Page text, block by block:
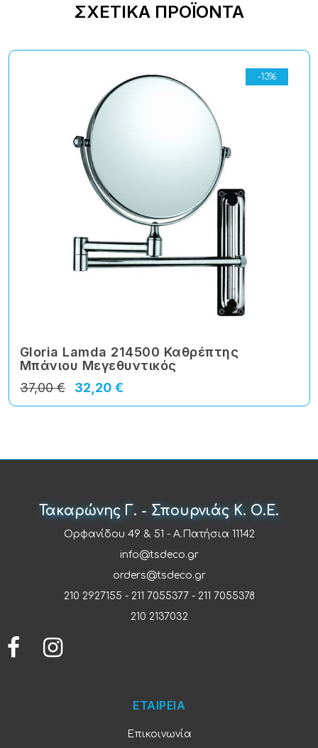
ΣΧΕΤΙΚΆ ΠΡΟΪΌΝΤΑ
-13%
Gloria Lamda 214500 Καθρέπτης
Μπάνιου Μεγεθυντικός
32,20 €
37,00 €
Τακαρώνης Γ. - Σπουρνιάς Κ. Ο.Ε.
Ορφανίδου 49 & 51 - Α.Πατήσια 11142
info@tsdeco.gr
orders@tsdeco.gr
210 2927155 - 211 7055377 - 211 7055378
210 2137032
ΕΤΑΙΡΕΙΑ
Επικοινωνία